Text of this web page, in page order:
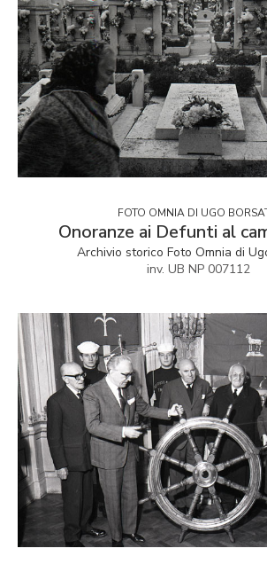
FOTO OMNIA DI UGO
Onoranze ai Defunti al
Archivio storico Foto Omnia di
inv. UB NP 007112